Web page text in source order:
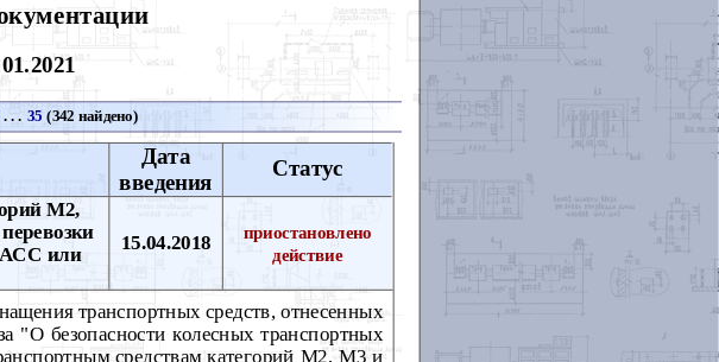
. . . 35 (342 найдено)
Дата
введения
Статус
М2,
или
15.04.2018
приостановлено
действие
транспортных средств, отнесенных
"О безопасности колесных транспортных
средствам категорий М2, М3 и